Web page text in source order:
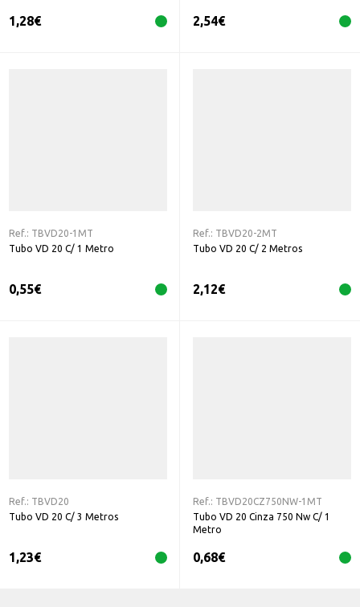
1,28€ 2,54€
Ref.: TBVD20-1MT
Tubo VD 20 C/ 1 Metro
0,55€
Ref.: TBVD20-2MT
Tubo VD 20 C/ 2 Metros
2,12€
Ref.: TBVD20
Tubo VD 20 C/ 3 Metros
1,23€
Ref.: TBVD20CZ750NW-1MT
Tubo VD 20 Cinza 750 Nw C/ 1
Metro
0,68€